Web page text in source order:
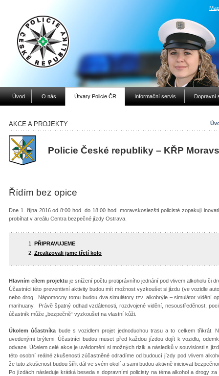
Úvod O nás Útvary Policie ČR Informační servis Dopravní
AKCE A PROJEKTY
Policie České republiky – KŘP
Řídím bez opice
Dne 1. října 2016 od 8:00 hod. do 18:00 hod. moravskoslezští policisté zopakují
probíhat v areálu Centra bezpečné jízdy Ostrava.
PŘIPRAVUJEME
Zrealizovali jsme třetí kolo
Hlavním cílem projektu je snížení počtu protiprávního jednání pod vlivem alkoholu či
Účastníci této preventivní aktivity budou mít možnost vyzkoušet si jízdu (ve vozidle
nebo drog. Nápomocny tomu budou dva simulátory tzv. alkobrýle – simulátor vidění
marihuany. Právě špatný odhad vzdálenosti, rozdvojené vidění, nesoustředěnost,
účastník může „bezpečně“ vyzkoušet na vlastní kůži.
Úkolem účastníka bude s vozidlem projet jednoduchou trasu a to celkem třikrát.
uvedenými brýlemi. Účastníci budou muset před každou jízdou dojít k vozidlu,
odvaze. Účelem celé akce je uvědomění si možných rizik a následků v souvislosti s
této osobní reálné zkušenosti zúčastněné odradíme od budoucí jízdy pod vlivem
že tuto zkušenost budou šířit dál ve svém okolí a sami budou aktivně iniciovat
Po jízdách následuje krátká beseda s dopravními policisty na téma alkohol a drogy